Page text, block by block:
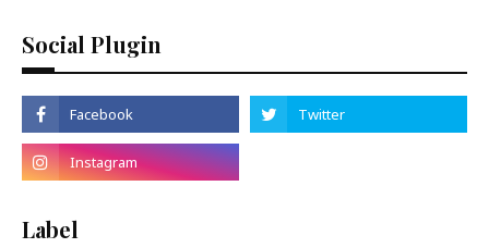
Social Plugin
Label